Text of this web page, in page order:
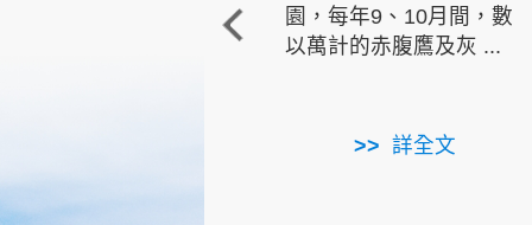
園，每年9、10月間，數
以萬計的赤腹鷹及灰 ...
詳全文